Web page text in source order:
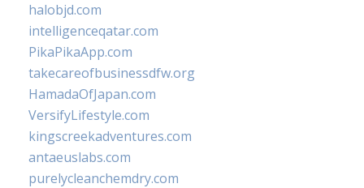
halobjd.com
intelligenceqatar.com
PikaPikaApp.com
takecareofbusinessdfw.org
HamadaOfJapan.com
VersifyLifestyle.com
kingscreekadventures.com
antaeuslabs.com
purelycleanchemdry.com